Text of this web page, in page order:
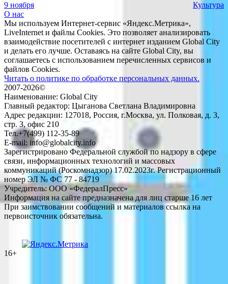
9 ноября
Культура
О нас
Мы используем Интернет-сервис «Яндекс.Метрика»,
LiveInternet и файлы Cookies. Это позволяет анализировать
взаимодействие посетителей с интернет изданием Global City
и делать его лучше. Оставаясь на сайте Global City, вы
соглашаетесь с использованием перечисленных сервисов и
файлов Cookies.
Читать о политике по обработке персональных данных.
2007-2026©
Наименование: Global City
Главный редактор: Цыганова Светлана Владимировна
Адрес редакции: 127018, Россия, г.Москва, ул. Полковая, д. 3,
стр. 3, офис 210
Тел.+7(499) 112-35-89
E-mail: info@globalcity.info
Зарегистрировано Федеральной службой по надзору в сфере
связи, информационных технологий и массовых
коммуникаций (Роскомнадзор) 17.02.2023г. Регистрационный
номер ЭЛ № ФС 77 - 84719
Учредитель: ООО «ФедералПресс»
Информация на сайте предназначена для лиц старше 16 лет
При заимствовании сообщений и материалов ссылка на
первоисточник обязательна.
16+